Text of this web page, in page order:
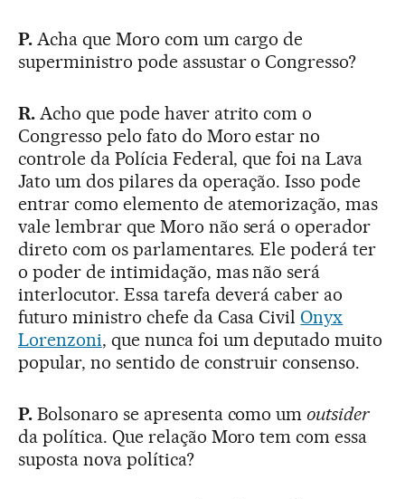
P.Acha que Moro com um cargo de
superministro pode assustar o Congresso?
R.Acho que pode haver atrito com o
Congresso pelo fato do Moro estar no
controle da Polícia Federal, que foi na Lava
Jato um dos pilares da operação. Isso pode
entrar como elemento de atemorização, mas
vale lembrar que Moro não será o operador
direto com os parlamentares. Ele poderá ter
o poder de intimidação, mas não será
interlocutor. Essa tarefa deverá caber ao
futuro ministro chefe da Casa Civil Onyx
Lorenzoni, que nunca foi um deputado muito
popular, no sentido de construir consenso.
P.Bolsonaro se apresenta como um outsider
da política. Que relação Moro tem com essa
suposta nova política?